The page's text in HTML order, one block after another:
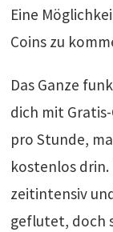
Eine
Coins zu
Das Ganze
dich mit
pro Stunde,
kostenlos drin.
zeitintensiv
geflutet, doch